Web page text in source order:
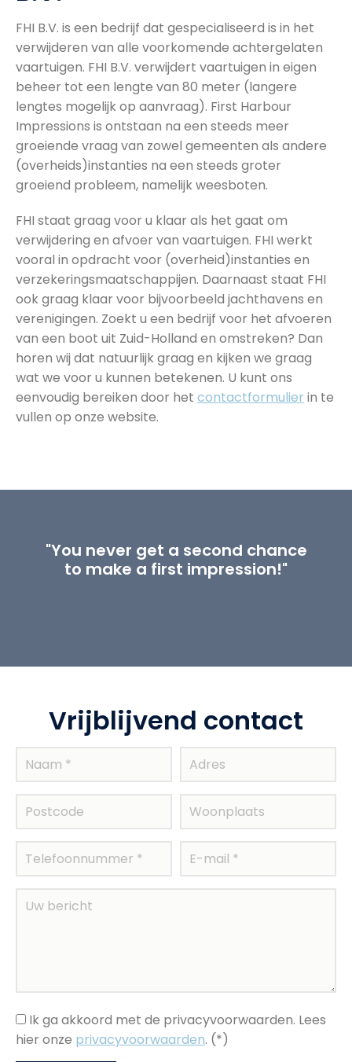
FHI B.V. is een bedrijf dat gespecialiseerd is in het
verwijderen van alle voorkomende achtergelaten
vaartuigen. FHI B.V. verwijdert vaartuigen in eigen
beheer tot een lengte van 80 meter (langere
lengtes mogelijk op aanvraag). First Harbour
Impressions is ontstaan na een steeds meer
groeiende vraag van zowel gemeenten als andere
(overheids)instanties na een steeds groter
groeiend probleem, namelijk weesboten.
FHI staat graag voor u klaar als het gaat om
verwijdering en afvoer van vaartuigen. FHI werkt
vooral in opdracht voor (overheid)instanties en
verzekeringsmaatschappijen. Daarnaast staat FHI
ook graag klaar voor bijvoorbeeld jachthavens en
verenigingen. Zoekt u een bedrijf voor het afvoeren
van een boot uit Zuid-Holland en omstreken? Dan
horen wij dat natuurlijk graag en kijken we graag
wat we voor u kunnen betekenen. U kunt ons
eenvoudig bereiken door het contactformulier in te
vullen op onze website.
"You never get a second chance
to make a first impression!"
Vrijblijvend contact
Ik ga akkoord met de privacyvoorwaarden. Lees
hier onze privacyvoorwaarden. (*)